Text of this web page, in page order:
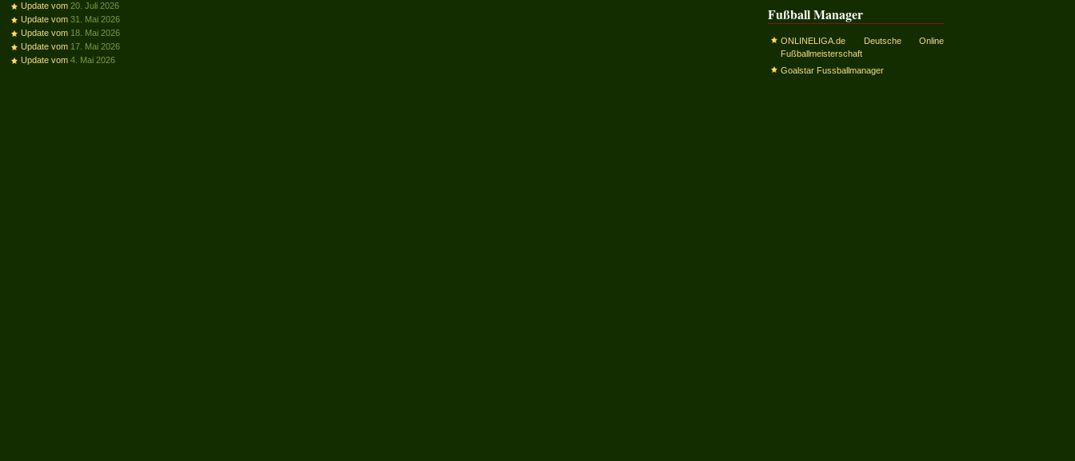
Update vom 20. Juli 2026
Update vom 31. Mai 2026
Update vom 18. Mai 2026
Update vom 17. Mai 2026
Update vom 4. Mai 2026
Fußball Manager
ONLINELIGA.de Deutsche Online
Fußballmeisterschaft
Goalstar Fussballmanager